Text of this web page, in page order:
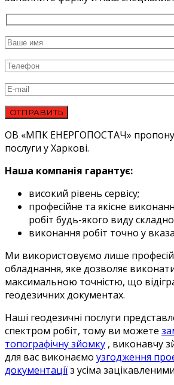
ОВ «МПК ЕНЕРГОПОСТАЧ»
послуги у Харкові.
Наша компанія гарантує:
високий рівень сервісу;
професійне та якісне
робіт будь-якого виду
виконання робіт точно у
Ми використовуємо лише
обладнання, яке дозволяє
максимальною точністю, що
геодезичних документах.
Наші геодезичні послуги
спектром робіт, тому ви можете
топографічну зйомку , виконавчу
для вас виконаємо узгодження
документаціїз усіма